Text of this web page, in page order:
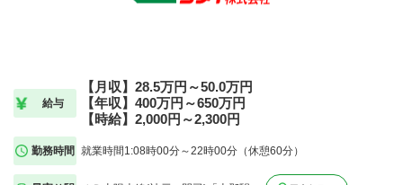
給与
【月収】28.5万円～50.0万円
【年収】400万円～650万円
【時給】2,000円～2,300円
勤務時間 就業時間1:08時00分～22時00分（休憩60分）